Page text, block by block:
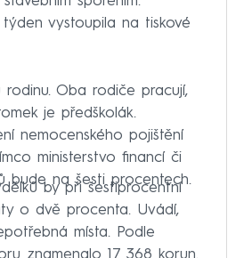
vystoupila na tiskové
Oba rodiče pracují,
je předškolák.
nemocenského pojištění
ministerstvo financí či
bude na šesti procentech.
by při šestiprocentní
o dvě procenta. Uvádí,
místa. Podle
znamenalo 17 368 korun.